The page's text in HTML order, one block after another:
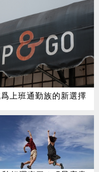
上班通勤族的新選擇